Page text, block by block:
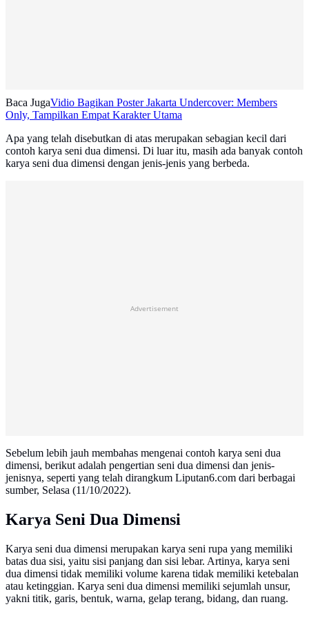
Baca JugaVidio Bagikan Poster Jakarta Undercover: Members
Only, Tampilkan Empat Karakter Utama
Apa yang telah disebutkan di atas merupakan sebagian kecil dari
contoh karya seni dua dimensi. Di luar itu, masih ada banyak contoh
karya seni dua dimensi dengan jenis-jenis yang berbeda.
Advertisement
Sebelum lebih jauh membahas mengenai contoh karya seni dua
dimensi, berikut adalah pengertian seni dua dimensi dan jenis-
jenisnya, seperti yang telah dirangkum Liputan6.com dari berbagai
sumber, Selasa (11/10/2022).
Karya Seni Dua Dimensi
Karya seni dua dimensi merupakan karya seni rupa yang memiliki
batas dua sisi, yaitu sisi panjang dan sisi lebar. Artinya, karya seni
dua dimensi tidak memiliki volume karena tidak memiliki ketebalan
atau ketinggian. Karya seni dua dimensi memiliki sejumlah unsur,
yakni titik, garis, bentuk, warna, gelap terang, bidang, dan ruang.